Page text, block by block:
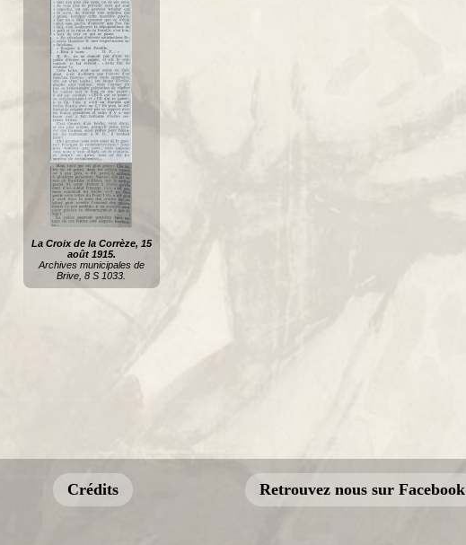
La Croix de la Corrèze, 15
août 1915.
Archives municipales de
Brive, 8 S 1033.
Crédits Retrouvez nous sur Facebook